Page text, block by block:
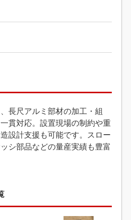
長尺アルミ部材の加工・組
貫対応。設置現場の制約や重
設計支援も可能です。スロー
シ部品などの量産実績も豊富